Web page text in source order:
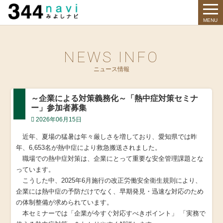
MENU
NEWS INFO
ニュース情報
～企業による対策義務化～「熱中症対策セミナ
ー」参加者募集
2026年06月15日
近年、夏場の猛暑は年々厳しさを増しており、愛知県では昨
年、6,653名が熱中症により救急搬送されました。
職場での熱中症対策は、企業にとって重要な安全管理課題とな
っています。
こうした中、2025年6月施行の改正労働安全衛生規則により、
企業には熱中症の予防だけでなく、早期発見・迅速な対応のため
の体制整備が求められています。
本セミナーでは「企業が今すぐ対応すべきポイント」 「実務で